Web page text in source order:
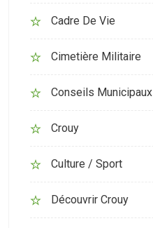
Cadre De Vie
Cimetière Militaire
Conseils Municipaux
Crouy
Culture / Sport
Découvrir Crouy